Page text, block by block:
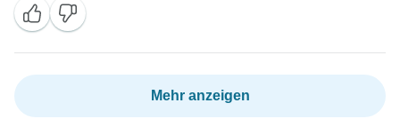
Mehr anzeigen